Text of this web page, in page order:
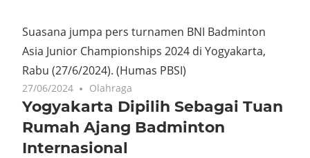
Suasana jumpa pers turnamen BNI Badminton
Asia Junior Championships 2024 di Yogyakarta,
Rabu (27/6/2024). (Humas PBSI)
27/06/2024 Olahraga
Yogyakarta Dipilih Sebagai Tuan
Rumah Ajang Badminton
Internasional